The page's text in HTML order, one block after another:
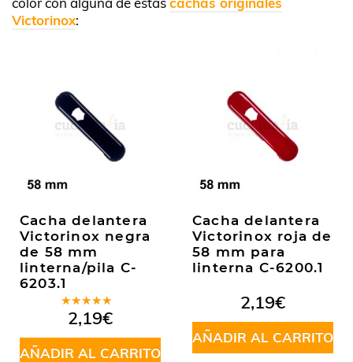
Victorinox:
Cacha delantera
Victorinox negra
de 58 mm
linterna/pila C-
6203.1
Valorado
en5.00de
5
2,19€
AÑADIR AL CARRITO
Cacha delantera
Victorinox roja de
58 mm para
linterna C-6200.1
2,19€
AÑADIR AL CARRITO